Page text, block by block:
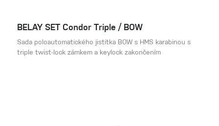
BELAY SET Condor Triple / BOW
Sada poloautomatického jistítka BOW s HMS karabinou s
triple twist-lock zámkem a keylock zakončením